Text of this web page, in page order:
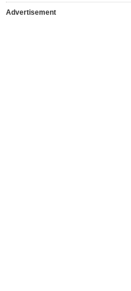
Advertisement